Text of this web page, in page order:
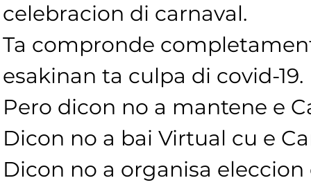
celebracion di carnaval.
Ta compronde
esakinan ta culpa di covid-19.
Pero dicon no a mantene e
Dicon no a bai Virtual cu e
Dicon no a organisa